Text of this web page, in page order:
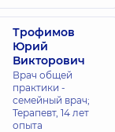
Трофимов
Юрий
Викторович
Врач общей
практики -
семейный врач;
Терапевт, 14 лет
опыта